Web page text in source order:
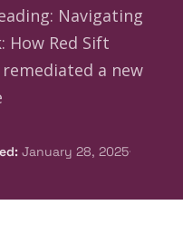
Navigating
How Red Sift
a new
: January 28, 2025·